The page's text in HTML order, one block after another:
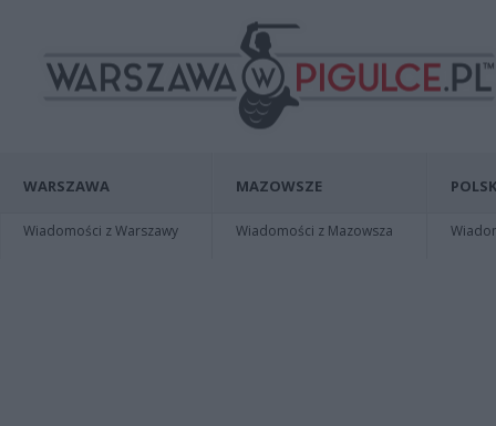
WARSZAWA
Wiadomości z Warszawy
MAZOWSZE
Wiadomości z Mazowsza